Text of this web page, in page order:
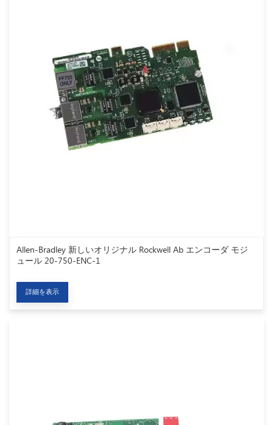
Allen-Bradley 新しいオリジナル Rockwell Ab エンコーダ モジ
ュール 20-750-ENC-1
詳細を表示